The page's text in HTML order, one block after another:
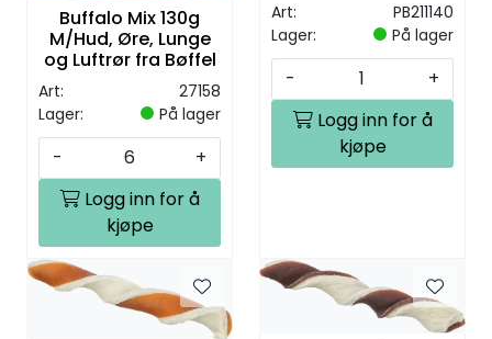
Buffalo Mix 130g
M/Hud, Øre, Lunge
og Luftrør fra Bøffel
Art:
27158
Lager:
På lager
-
+
Logg inn for å
kjøpe
Art:
PB211140
Lager:
På lager
-
+
Logg inn for å
kjøpe